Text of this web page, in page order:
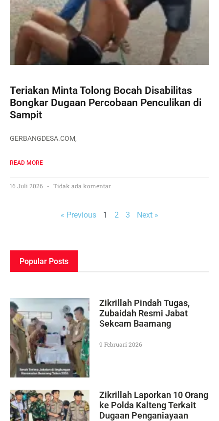
Teriakan Minta Tolong Bocah Disabilitas
Bongkar Dugaan Percobaan Penculikan di
Sampit
GERBANGDESA.COM,
READ MORE
16 Juli 2026 Tidak ada komentar
« Previous 1 2 3 Next »
Popular Posts
Zikrillah Pindah Tugas,
Zubaidah Resmi Jabat
Sekcam Baamang
9 Februari 2026
Zikrillah Laporkan 10 Orang
ke Polda Kalteng Terkait
Dugaan Penganiayaan